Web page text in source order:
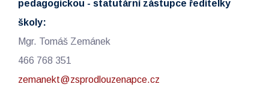
pedagogickou - statutární zástupce ředitelky
školy:
Mgr. Tomáš Zemánek
466 768 351
zemanekt@zsprodlouzenapce.cz